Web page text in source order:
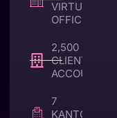
VIRTUAL
OFFICE
2,500 +
CLIENT TAX &
ACCOUNTING
7
KANTOR